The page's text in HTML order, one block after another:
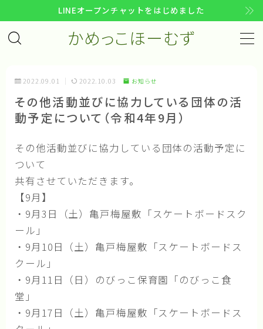
LINEオープンチャットをはじめました
かめっこほーむず
MENU
コンセプト
趣意文
企画書
活動計画
活動指針
活動の歩み
メンバー
アクセス
記事一覧
活動通信
2022.09.01 2022.10.03 お知らせ
その他活動並びに協力している団体の活
動予定について（令和4年9月）
その他活動並びに協力している団体の活動予定に
ついて
共有させていただきます。
【9月】
・9月3日（土）亀戸梅屋敷「スケートボードスク
ール」
・9月10日（土）亀戸梅屋敷「スケートボードス
クール」
・9月11日（日）のびっこ保育園「のびっこ食
堂」
・9月17日（土）亀戸梅屋敷「スケートボードス